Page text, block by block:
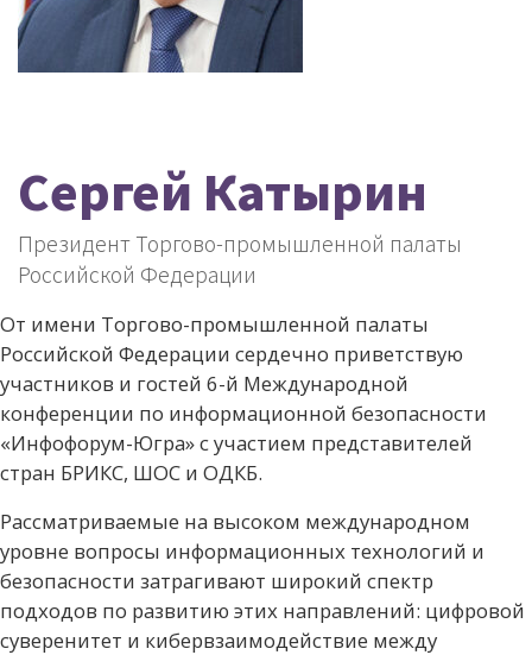
Сергей Катырин
Президент Торгово-промышленной палаты
Российской Федерации
От имени Торгово-промышленной палаты
Российской Федерации сердечно приветствую
участников и гостей 6-й Международной
конференции по информационной безопасности
«Инфофорум-Югра» с участием представителей
стран БРИКС, ШОС и ОДКБ.
Рассматриваемые на высоком международном
уровне вопросы информационных технологий и
безопасности затрагивают широкий спектр
подходов по развитию этих направлений: цифровой
суверенитет и кибервзаимодействие между